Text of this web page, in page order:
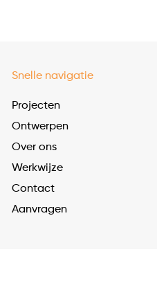
Snelle navigatie
Projecten
Ontwerpen
Over ons
Werkwijze
Contact
Aanvragen